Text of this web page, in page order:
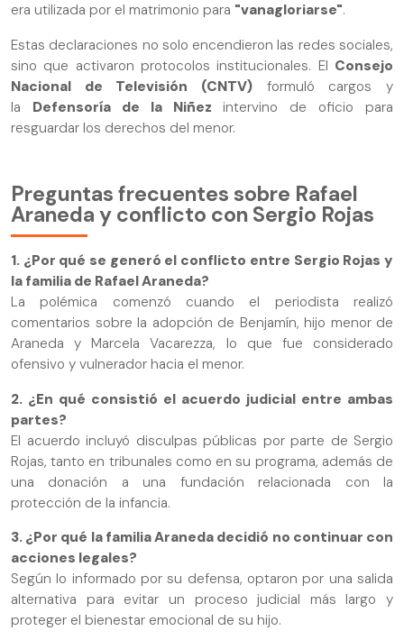
era utilizada por el matrimonio para "vanagloriarse".
Estas declaraciones no solo encendieron las redes sociales,
sino que activaron protocolos institucionales. El Consejo
Nacional de Televisión (CNTV) formuló cargos y
la Defensoría de la Niñez intervino de oficio para
resguardar los derechos del menor.
Preguntas frecuentes sobre Rafael
Araneda y conflicto con Sergio Rojas
1. ¿Por qué se generó el conflicto entre Sergio Rojas y
la familia de Rafael Araneda?
La polémica comenzó cuando el periodista realizó
comentarios sobre la adopción de Benjamín, hijo menor de
Araneda y Marcela Vacarezza, lo que fue considerado
ofensivo y vulnerador hacia el menor.
2. ¿En qué consistió el acuerdo judicial entre ambas
partes?
El acuerdo incluyó disculpas públicas por parte de Sergio
Rojas, tanto en tribunales como en su programa, además de
una donación a una fundación relacionada con la
protección de la infancia.
3. ¿Por qué la familia Araneda decidió no continuar con
acciones legales?
Según lo informado por su defensa, optaron por una salida
alternativa para evitar un proceso judicial más largo y
proteger el bienestar emocional de su hijo.